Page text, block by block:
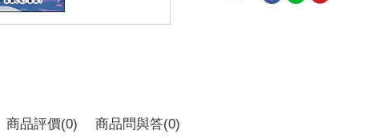
商品評價(0) 商品問與答(0)